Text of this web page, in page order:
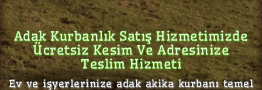
Adak Kurbanlık Satış Hizmetimizde
Ücretsiz Kesim Ve Adresinize
Teslim Hizmeti
Ev ve işyerlerinize adak akika kurbanı temel